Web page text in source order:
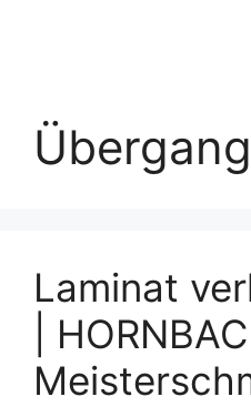
Laminat
|